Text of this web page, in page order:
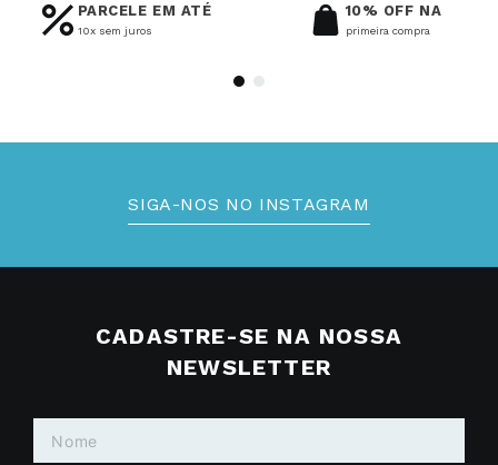
PARCELE EM ATÉ
10x sem juros
10% OFF NA
primeira compra
SIGA-NOS NO INSTAGRAM
CADASTRE-SE NA NOSSA
NEWSLETTER